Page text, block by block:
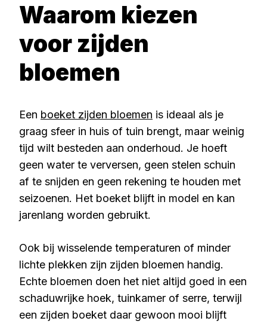
Waarom kiezen
voor zijden
bloemen
Een boeket zijden bloemen is ideaal als je
graag sfeer in huis of tuin brengt, maar weinig
tijd wilt besteden aan onderhoud. Je hoeft
geen water te verversen, geen stelen schuin
af te snijden en geen rekening te houden met
seizoenen. Het boeket blijft in model en kan
jarenlang worden gebruikt.
Ook bij wisselende temperaturen of minder
lichte plekken zijn zijden bloemen handig.
Echte bloemen doen het niet altijd goed in een
schaduwrijke hoek, tuinkamer of serre, terwijl
een zijden boeket daar gewoon mooi blijft